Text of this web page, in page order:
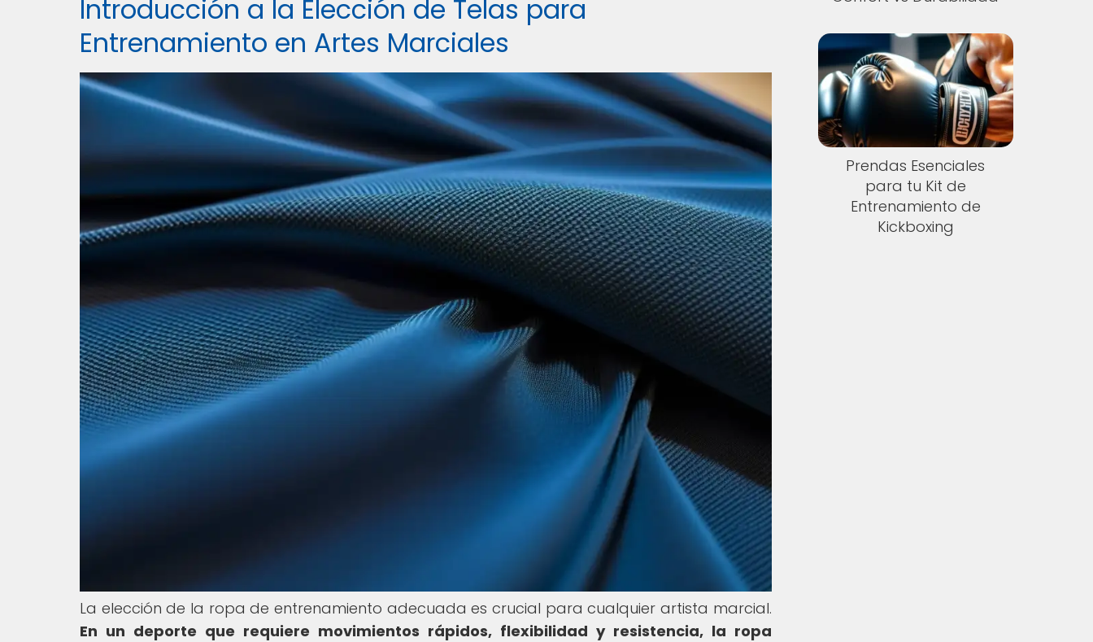
Introducción a la Elección de Telas para
Entrenamiento en Artes Marciales
La elección de la ropa de entrenamiento adecuada es crucial para cualquier artista marcial.
En un deporte que requiere movimientos rápidos, flexibilidad y resistencia, la ropa
Prendas Esenciales
para tu Kit de
Entrenamiento de
Kickboxing